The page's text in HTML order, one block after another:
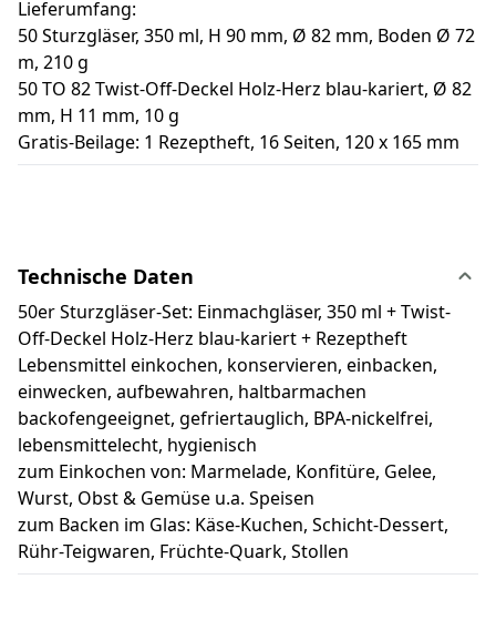
Lieferumfang:
50 Sturzgläser, 350 ml, H 90 mm, Ø 82 mm, Boden Ø 72
m, 210 g
50 TO 82 Twist-Off-Deckel Holz-Herz blau-kariert, Ø 82
mm, H 11 mm, 10 g
Gratis-Beilage: 1 Rezeptheft, 16 Seiten, 120 x 165 mm
Technische Daten
50er Sturzgläser-Set: Einmachgläser, 350 ml + Twist-
Off-Deckel Holz-Herz blau-kariert + Rezeptheft
Lebensmittel einkochen, konservieren, einbacken,
einwecken, aufbewahren, haltbarmachen
backofengeeignet, gefriertauglich, BPA-nickelfrei,
lebensmittelecht, hygienisch
zum Einkochen von: Marmelade, Konfitüre, Gelee,
Wurst, Obst & Gemüse u.a. Speisen
zum Backen im Glas: Käse-Kuchen, Schicht-Dessert,
Rühr-Teigwaren, Früchte-Quark, Stollen